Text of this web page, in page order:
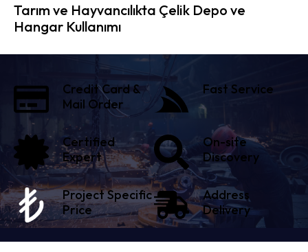
Tarım ve Hayvancılıkta Çelik Depo ve
Hangar Kullanımı
Credit Card &
Mail Order
Fast Service
Certified
Expert
On-site
Discovery
Project Specific
Price
Address
Delivery